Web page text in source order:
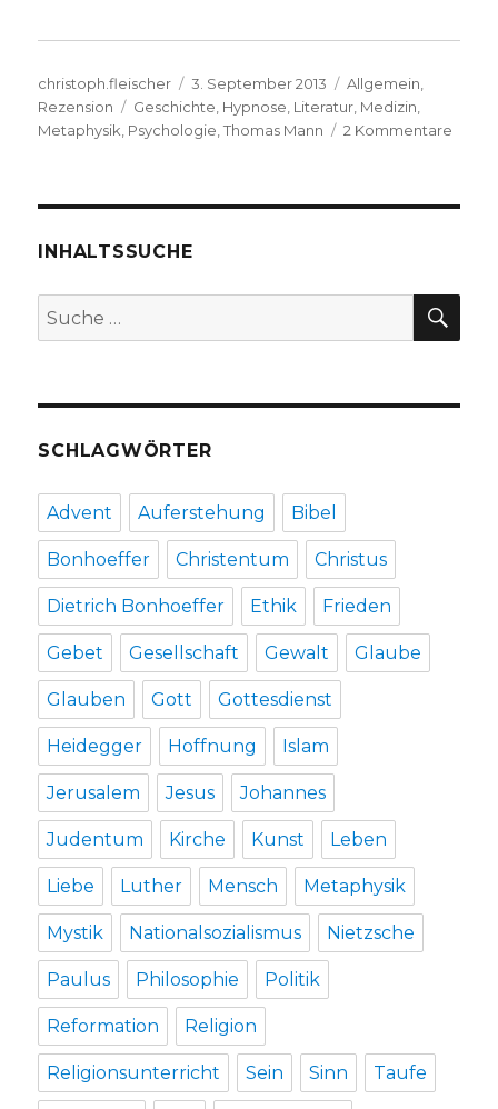
Autor
christoph.fleischer
Veröffentlicht
am
3. September 2013 Kategorien
Allgemein
Rezension
Schlagwörter
Geschichte Hypnose Literatur Medizin
Metaphysik Psychologie ,Thomas Mann 2 Kommentare
2013
INHALTSSUCHE
Suche
nach:
SCHLAGWÖRTER
Advent Auferstehung Bibel
Bonhoeffer Christentum Christus
Dietrich Bonhoeffer Ethik Frieden
Gebet Gesellschaft Gewalt Glaube
Glauben Gott Gottesdienst
Heidegger Hoffnung Islam
Jerusalem Jesus Johannes
Judentum Kirche Kunst Leben
Liebe Luther Mensch Metaphysik
Mystik Nationalsozialismus Nietzsche
Paulus Philosophie Politik
Reformation Religion
Religionsunterricht Sein Sinn Taufe